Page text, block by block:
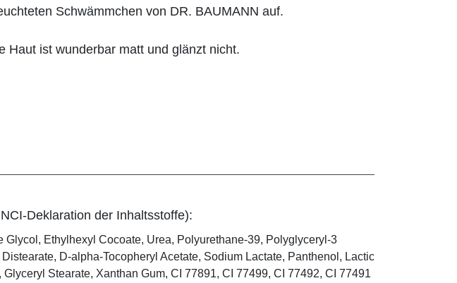
Schwämmchen von DR. BAUMANN auf.
Haut ist wunderbar matt und glänzt nicht.
Deklaration der Inhaltsstoffe):
Glycol, Ethylhexyl Cocoate, Urea, Polyurethane-39, Polyglyceryl-3
D-alpha-Tocopheryl Acetate, Sodium Lactate, Panthenol, Lactic
Stearate, Xanthan Gum, CI 77891, CI 77499, CI 77492, CI 77491